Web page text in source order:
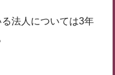
法人については3年